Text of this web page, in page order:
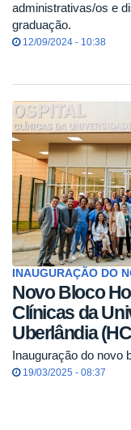
administrativas/os e
graduação.
12/09/2024 - 10:38
INAUGURAÇÃO DO
Novo Bloco
Clínicas da
Uberlândia
Inauguração do novo
19/03/2025 - 08:37